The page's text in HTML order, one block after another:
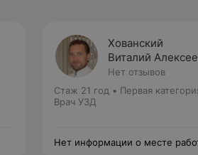
Хованский
Виталий
Нет отзывов
Стаж 21 год • Первая
Врач УЗД
Нет информации о месте